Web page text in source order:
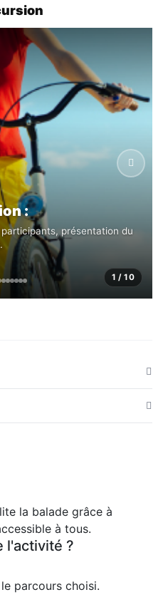
expérience unique. Une
:
présentation du
1 / 10
la balade grâce à
à tous.
l'activité ?
parcours choisi.